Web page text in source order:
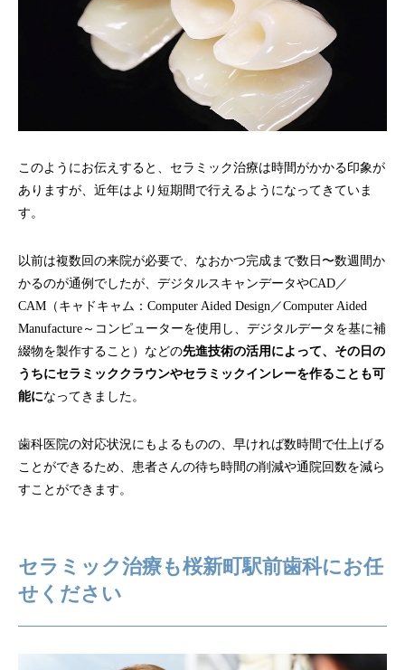
このようにお伝えすると、セラミック治療は時間がかかる印象が
ありますが、近年はより短期間で行えるようになってきていま
す。
以前は複数回の来院が必要で、なおかつ完成まで数日〜数週間か
かるのが通例でしたが、デジタルスキャンデータやCAD／
CAM（キャドキャム：Computer Aided Design／Computer Aided
Manufacture～コンピューターを使用し、デジタルデータを基に補
綴物を製作すること）などの先進技術の活用によって、その日の
うちにセラミッククラウンやセラミックインレーを作ることも可
能になってきました。
歯科医院の対応状況にもよるものの、早ければ数時間で仕上げる
ことができるため、患者さんの待ち時間の削減や通院回数を減ら
すことができます。
セラミック治療も桜新町駅前歯科にお任
せください